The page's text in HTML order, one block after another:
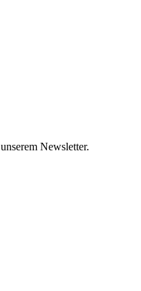
Newsletter.